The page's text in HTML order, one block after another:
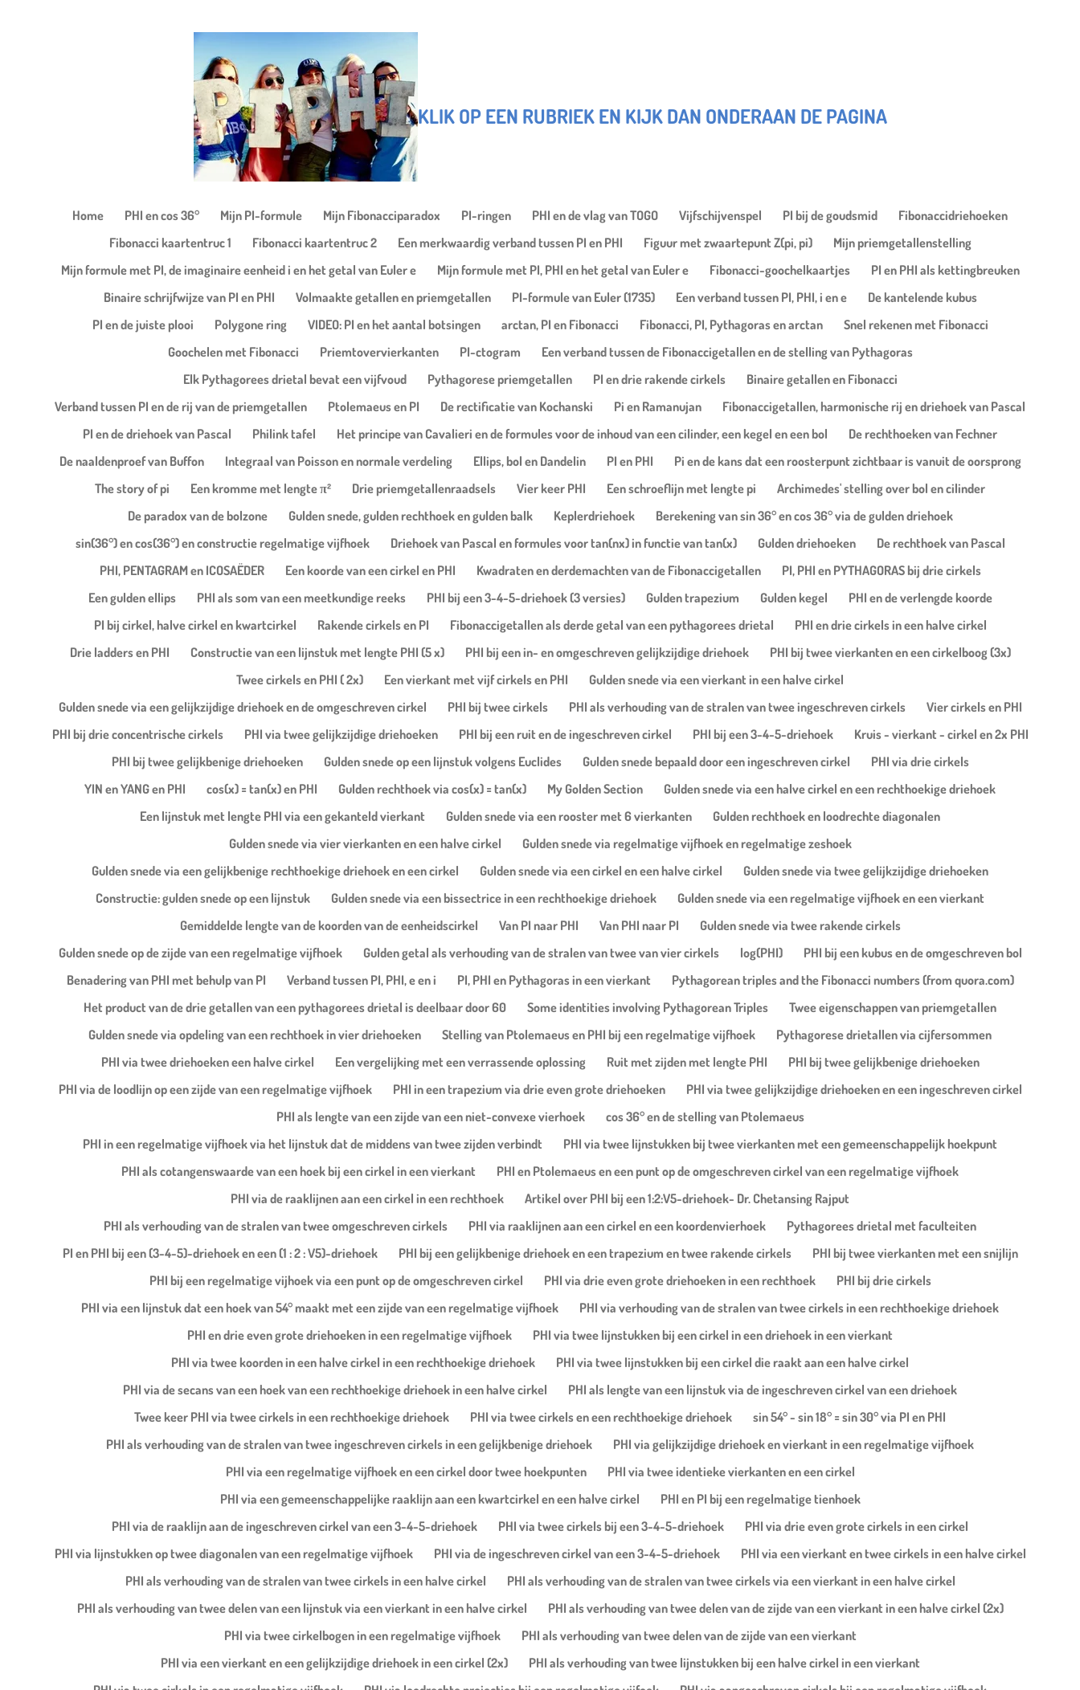
KLIK OP EEN RUBRIEK EN KIJK DAN ONDERAAN DE PAGINA
Home PHI en cos 36° Mijn PI-formule Mijn Fibonacciparadox PI-ringen PHI en de vlag van TOGO Vijfschijvenspel PI bij de goudsmid
Fibonaccidriehoeken
Fibonacci kaartentruc 1
Fibonacci kaartentruc 2 Een merkwaardig verband tussen PI en PHI Figuur met zwaartepunt Z(pi, pi)
Mijn priemgetallenstelling
Mijn formule met PI, de imaginaire eenheid i en het getal van Euler e
Mijn formule met PI, PHI en het getal van Euler e Fibonacci-goochelkaartjes
PI en PHI als kettingbreuken
Binaire schrijfwijze van PI en PHI
Volmaakte getallen en priemgetallen PI-formule van Euler (1735) Een verband tussen PI, PHI, i en e
De kantelende kubus
PI en de juiste plooi
Polygone ring VIDEO: PI en het aantal botsingen arctan, PI en Fibonacci Fibonacci, PI, Pythagoras en arctan
Snel rekenen met Fibonacci
Goochelen met Fibonacci
Priemtovervierkanten PI-ctogram
Een verband tussen de Fibonaccigetallen en de stelling van Pythagoras
Elk Pythagorees drietal bevat een vijfvoud
Pythagorese priemgetallen PI en drie rakende cirkels
Binaire getallen en Fibonacci
Verband tussen PI en de rij van de priemgetallen
Ptolemaeus en PI De rectificatie van Kochanski Pi en Ramanujan
Fibonaccigetallen, harmonische rij en driehoek van Pascal
PI en de driehoek van Pascal
Philink tafel Het principe van Cavalieri en de formules voor de inhoud van een cilinder, een kegel en een bol
De rechthoeken van Fechner
De naaldenproef van Buffon
Integraal van Poisson en normale verdeling Ellips, bol en Dandelin PI en PHI
Pi en de kans dat een roosterpunt zichtbaar is vanuit de oorsprong
The story of pi
Een kromme met lengte π² Drie priemgetallenraadsels Vier keer PHI Een schroeflijn met lengte pi
Archimedes' stelling over bol en cilinder
De paradox van de bolzone
Gulden snede, gulden rechthoek en gulden balk Keplerdriehoek
Berekening van sin 36° en cos 36° via de gulden driehoek
sin(36°) en cos(36°) en constructie regelmatige vijfhoek
Driehoek van Pascal en formules voor tan(nx) in functie van tan(x) Gulden driehoeken
De rechthoek van Pascal
PHI, PENTAGRAM en ICOSAËDER
Een koorde van een cirkel en PHI Kwadraten en derdemachten van de Fibonaccigetallen
PI, PHI en PYTHAGORAS bij drie cirkels
Een gulden ellips
PHI als som van een meetkundige reeks PHI bij een 3-4-5-driehoek (3 versies) Gulden trapezium Gulden kegel
PHI en de verlengde koorde
PI bij cirkel, halve cirkel en kwartcirkel
Rakende cirkels en PI Fibonaccigetallen als derde getal van een pythagorees drietal
PHI en drie cirkels in een halve cirkel
Drie ladders en PHI
Constructie van een lijnstuk met lengte PHI (5 x) PHI bij een in- en omgeschreven gelijkzijdige driehoek
PHI bij twee vierkanten en een cirkelboog (3x)
Twee cirkels en PHI ( 2x)
Een vierkant met vijf cirkels en PHI
Gulden snede via een vierkant in een halve cirkel
Gulden snede via een gelijkzijdige driehoek en de omgeschreven cirkel
PHI bij twee cirkels PHI als verhouding van de stralen van twee ingeschreven cirkels
Vier cirkels en PHI
PHI bij drie concentrische cirkels
PHI via twee gelijkzijdige driehoeken PHI bij een ruit en de ingeschreven cirkel PHI bij een 3-4-5-driehoek
Kruis - vierkant - cirkel en 2x PHI
PHI bij twee gelijkbenige driehoeken
Gulden snede op een lijnstuk volgens Euclides Gulden snede bepaald door een ingeschreven cirkel
PHI via drie cirkels
YIN en YANG en PHI
cos(x) = tan(x) en PHI Gulden rechthoek via cos(x) = tan(x) My Golden Section
Gulden snede via een halve cirkel en een rechthoekige driehoek
Een lijnstuk met lengte PHI via een gekanteld vierkant
Gulden snede via een rooster met 6 vierkanten
Gulden rechthoek en loodrechte diagonalen
Gulden snede via vier vierkanten en een halve cirkel
Gulden snede via regelmatige vijfhoek en regelmatige zeshoek
Gulden snede via een gelijkbenige rechthoekige driehoek en een cirkel
Gulden snede via een cirkel en een halve cirkel
Gulden snede via twee gelijkzijdige driehoeken
Constructie: gulden snede op een lijnstuk
Gulden snede via een bissectrice in een rechthoekige driehoek
Gulden snede via een regelmatige vijfhoek en een vierkant
Gemiddelde lengte van de koorden van de eenheidscirkel
Van PI naar PHI Van PHI naar PI
Gulden snede via twee rakende cirkels
Gulden snede op de zijde van een regelmatige vijfhoek
Gulden getal als verhouding van de stralen van twee van vier cirkels log(PHI)
PHI bij een kubus en de omgeschreven bol
Benadering van PHI met behulp van PI
Verband tussen PI, PHI, e en i PI, PHI en Pythagoras in een vierkant
Pythagorean triples and the Fibonacci numbers (from quora.com)
Het product van de drie getallen van een pythagorees drietal is deelbaar door 60
Some identities involving Pythagorean Triples
Twee eigenschappen van priemgetallen
Gulden snede via opdeling van een rechthoek in vier driehoeken
Stelling van Ptolemaeus en PHI bij een regelmatige vijfhoek
Pythagorese drietallen via cijfersommen
PHI via twee driehoeken een halve cirkel
Een vergelijking met een verrassende oplossing Ruit met zijden met lengte PHI
PHI bij twee gelijkbenige driehoeken
PHI via de loodlijn op een zijde van een regelmatige vijfhoek
PHI in een trapezium via drie even grote driehoeken
PHI via twee gelijkzijdige driehoeken en een ingeschreven cirkel
PHI als lengte van een zijde van een niet-convexe vierhoek
cos 36° en de stelling van Ptolemaeus
PHI in een regelmatige vijfhoek via het lijnstuk dat de middens van twee zijden verbindt
PHI via twee lijnstukken bij twee vierkanten met een gemeenschappelijk hoekpunt
PHI als cotangenswaarde van een hoek bij een cirkel in een vierkant
PHI en Ptolemaeus en een punt op de omgeschreven cirkel van een regelmatige vijfhoek
PHI via de raaklijnen aan een cirkel in een rechthoek
Artikel over PHI bij een 1:2:V5-driehoek- Dr. Chetansing Rajput
PHI als verhouding van de stralen van twee omgeschreven cirkels
PHI via raaklijnen aan een cirkel en een koordenvierhoek
Pythagorees drietal met faculteiten
PI en PHI bij een (3-4-5)-driehoek en een (1 : 2 : V5)-driehoek
PHI bij een gelijkbenige driehoek en een trapezium en twee rakende cirkels
PHI bij twee vierkanten met een snijlijn
PHI bij een regelmatige vijhoek via een punt op de omgeschreven cirkel
PHI via drie even grote driehoeken in een rechthoek
PHI bij drie cirkels
PHI via een lijnstuk dat een hoek van 54° maakt met een zijde van een regelmatige vijfhoek
PHI via verhouding van de stralen van twee cirkels in een rechthoekige driehoek
PHI en drie even grote driehoeken in een regelmatige vijfhoek
PHI via twee lijnstukken bij een cirkel in een driehoek in een vierkant
PHI via twee koorden in een halve cirkel in een rechthoekige driehoek
PHI via twee lijnstukken bij een cirkel die raakt aan een halve cirkel
PHI via de secans van een hoek van een rechthoekige driehoek in een halve cirkel
PHI als lengte van een lijnstuk via de ingeschreven cirkel van een driehoek
Twee keer PHI via twee cirkels in een rechthoekige driehoek
PHI via twee cirkels en een rechthoekige driehoek
sin 54° - sin 18° = sin 30° via PI en PHI
PHI als verhouding van de stralen van twee ingeschreven cirkels in een gelijkbenige driehoek
PHI via gelijkzijdige driehoek en vierkant in een regelmatige vijfhoek
PHI via een regelmatige vijfhoek en een cirkel door twee hoekpunten
PHI via twee identieke vierkanten en een cirkel
PHI via een gemeenschappelijke raaklijn aan een kwartcirkel en een halve cirkel
PHI en PI bij een regelmatige tienhoek
PHI via de raaklijn aan de ingeschreven cirkel van een 3-4-5-driehoek
PHI via twee cirkels bij een 3-4-5-driehoek
PHI via drie even grote cirkels in een cirkel
PHI via lijnstukken op twee diagonalen van een regelmatige vijfhoek
PHI via de ingeschreven cirkel van een 3-4-5-driehoek
PHI via een vierkant en twee cirkels in een halve cirkel
PHI als verhouding van de stralen van twee cirkels in een halve cirkel
PHI als verhouding van de stralen van twee cirkels via een vierkant in een halve cirkel
PHI als verhouding van twee delen van een lijnstuk via een vierkant in een halve cirkel
PHI als verhouding van twee delen van de zijde van een vierkant in een halve cirkel (2x)
PHI via twee cirkelbogen in een regelmatige vijfhoek
PHI als verhouding van twee delen van de zijde van een vierkant
PHI via een vierkant en een gelijkzijdige driehoek in een cirkel (2x)
PHI als verhouding van twee lijnstukken bij een halve cirkel in een vierkant